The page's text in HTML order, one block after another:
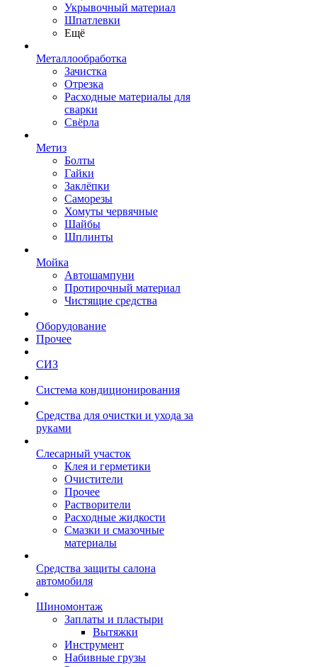
Укрывочный материал
Шпатлевки
Ещё
Металлообработка
Зачистка
Отрезка
Расходные материалы для
сварки
Свёрла
Метиз
Болты
Гайки
Заклёпки
Саморезы
Хомуты червячные
Шайбы
Шплинты
Мойка
Автошампуни
Протирочный материал
Чистящие средства
Оборудование
Прочее
СИЗ
Система кондиционирования
Средства для очистки и ухода за
руками
Слесарный участок
Клея и герметики
Очистители
Прочее
Растворители
Расходные жидкости
Смазки и смазочные
материалы
Средства защиты салона
автомобиля
Шиномонтаж
Заплаты и пластыри
Вытяжки
Инструмент
Набивные грузы